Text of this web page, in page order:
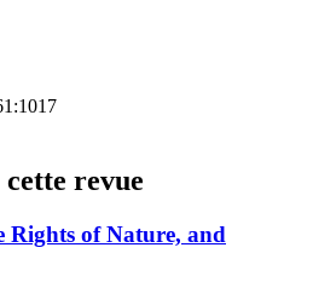
revue
Rights of Nature, and